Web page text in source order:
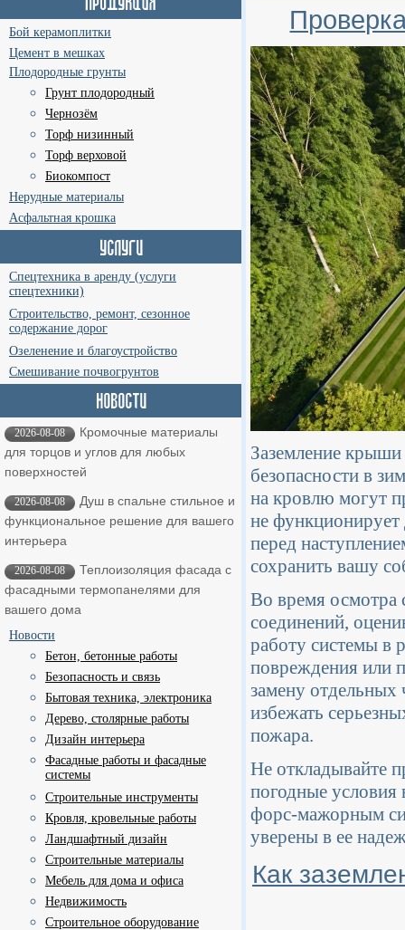
Бой керамоплитки
Цемент в мешках
Плодородные грунты
Грунт плодородный
Чернозём
Торф низинный
Торф верховой
Биокомпост
Нерудные материалы
Асфальтная крошка
Спецтехника в аренду (услуги
спецтехники)
Строительство, ремонт, сезонное
содержание дорог
Озеленение и благоустройство
Смешивание почвогрунтов
2026-08-08
Кромочные материалы
для торцов и углов для любых
поверхностей
2026-08-08
Душ в спальне стильное и
функциональное решение для вашего
интерьера
2026-08-08
Теплоизоляция фасада с
фасадными термопанелями для
вашего дома
Новости
Бетон, бетонные работы
Безопасность и связь
Бытовая техника, электроника
Дерево, столярные работы
Дизайн интерьера
Фасадные работы и фасадные
системы
Строительные инструменты
Кровля, кровельные работы
Ландшафтный дизайн
Строительные материалы
Мебель для дома и офиса
Недвижимость
Строительное оборудование
Заземление
безопасности в
на кровлю могут
не
перед
сохранить вашу
Во время осмотра
соединений,
работу системы в
повреждения или
замену отдельных
избежать
пожара.
Не откладывайте
погодные
форс-мажорным
уверены в ее
Как